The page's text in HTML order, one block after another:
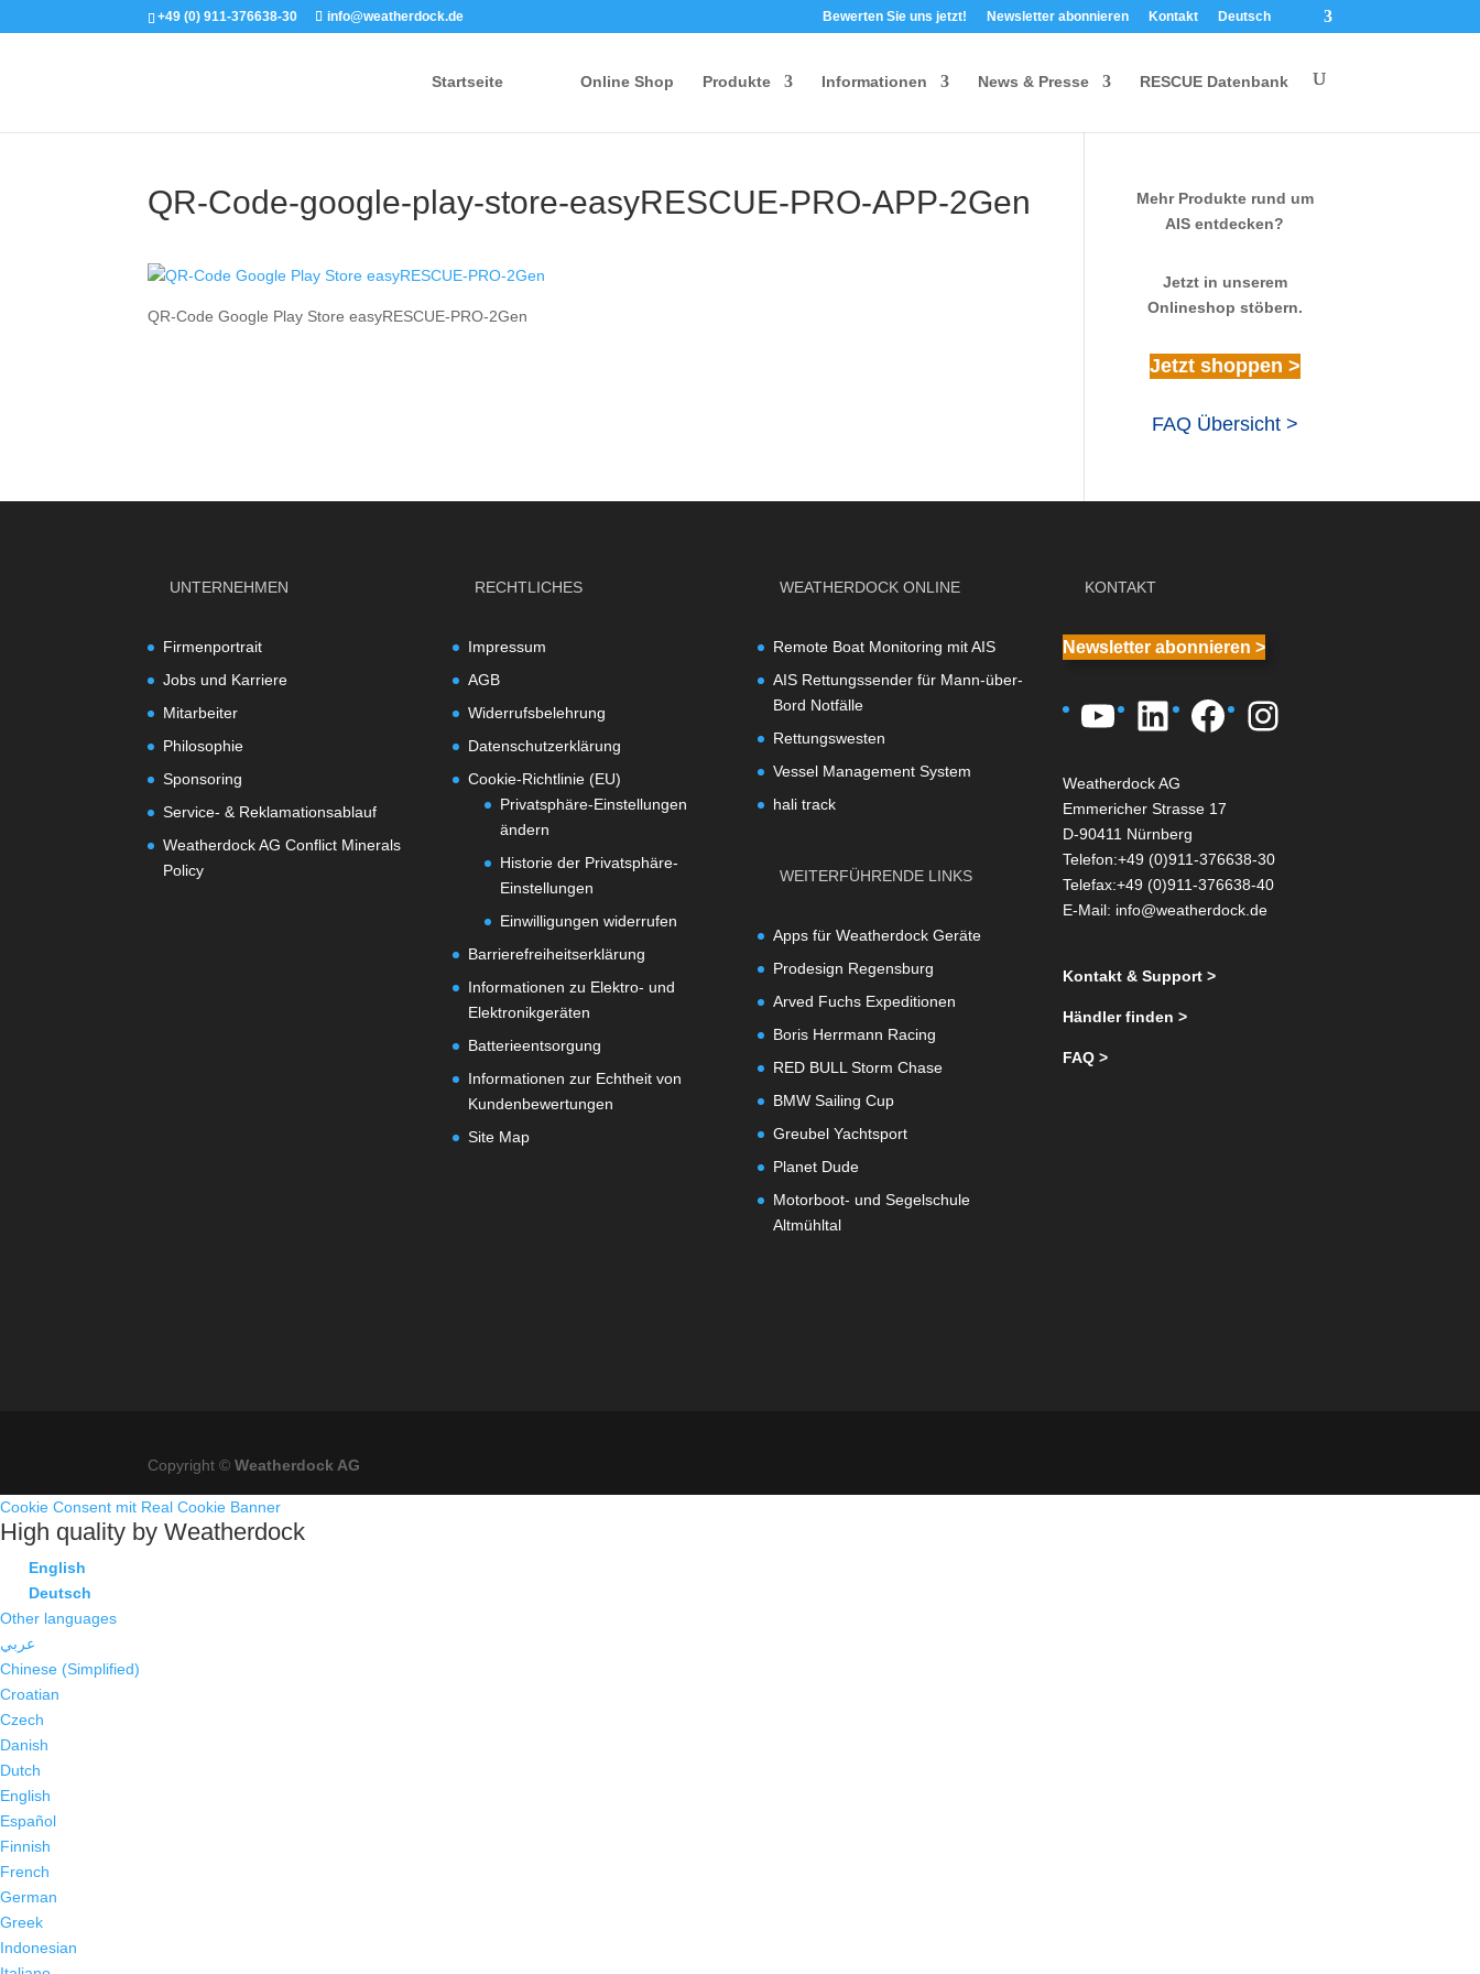
+49 (0) 911-376638-30 info@weatherdock.de Bewerten Sie uns jetzt! Newsletter abonnieren Kontakt Deutsch
Startseite Online Shop Produkte Informationen News & Presse RESCUE Datenbank
QR-Code-google-play-store-easyRESCUE-PRO-APP-2Gen
QR-Code Google Play Store easyRESCUE-PRO-2Gen
Mehr Produkte rund um
AIS entdecken?
Jetzt in unserem
Onlineshop stöbern.
Jetzt shoppen >
FAQ Übersicht >
UNTERNEHMEN
Firmenportrait
Jobs und Karriere
Mitarbeiter
Philosophie
Sponsoring
Service- & Reklamationsablauf
Weatherdock AG Conflict Minerals
Policy
RECHTLICHES
Impressum
AGB
Widerrufsbelehrung
Datenschutzerklärung
Cookie-Richtlinie (EU)
Privatsphäre-Einstellungen
ändern
Historie der Privatsphäre-
Einstellungen
Einwilligungen widerrufen
Barrierefreiheitserklärung
Informationen zu Elektro- und
Elektronikgeräten
Batterieentsorgung
Informationen zur Echtheit von
Kundenbewertungen
Site Map
WEATHERDOCK ONLINE
Remote Boat Monitoring mit AIS
AIS Rettungssender für Mann-über-
Bord Notfälle
Rettungswesten
Vessel Management System
hali track
WEITERFÜHRENDE LINKS
Apps für Weatherdock Geräte
Prodesign Regensburg
Arved Fuchs Expeditionen
Boris Herrmann Racing
RED BULL Storm Chase
BMW Sailing Cup
Greubel Yachtsport
Planet Dude
Motorboot- und Segelschule
Altmühltal
KONTAKT
Newsletter abonnieren >
YouTube
LinkedIn
Facebook
Instagram
Weatherdock AG
Emmericher Strasse 17
D-90411 Nürnberg
Telefon:+49 (0)911-376638-30
Telefax:+49 (0)911-376638-40
E-Mail: info@weatherdock.de
Kontakt & Support >
Händler finden >
FAQ >
Copyright ©Weatherdock AG
Cookie Consent mit Real Cookie Banner
High quality by Weatherdock
English
Deutsch
Other languages
عربي
Chinese (Simplified)
Croatian
Czech
Danish
Dutch
English
Español
Finnish
French
German
Greek
Indonesian